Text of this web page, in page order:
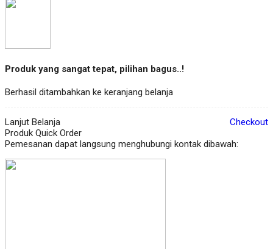
Produk yang sangat tepat, pilihan bagus..!
Berhasil ditambahkan ke keranjang belanja
Lanjut Belanja
Checkout
Produk Quick Order
Pemesanan dapat langsung menghubungi kontak dibawah: